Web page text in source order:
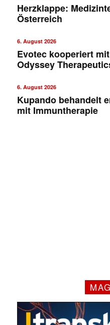
Herzklappe:
Österreich
6. August 2026
Evotec kooperiert
Odyssey
6. August 2026
Kupando behandelt
mit Immuntherapie